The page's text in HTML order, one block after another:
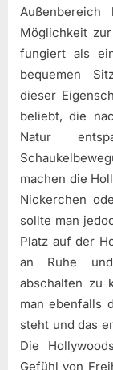
Möglichkeit
fungiert als
bequemen
dieser
beliebt, die
Natur
machen die
Nickerchen
sollte man
Platz auf der
an Ruhe
abschalten zu
man ebenfalls
steht und das
Die
Gefühl von